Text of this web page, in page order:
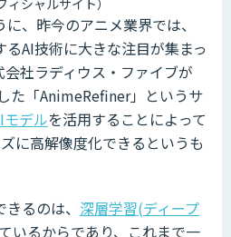
、昨今のアニメ業界では、
AI技術に大きな注目が集まっ
社ラディウス・ファイブが
た「AnimeRefiner」というサ
モデルを活用することによって
に高解像度化できるというも
るのは、 深層学習(ディープ
いるからであり、これまで一